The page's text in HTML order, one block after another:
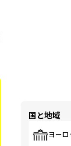
国と地域
ヨーロ